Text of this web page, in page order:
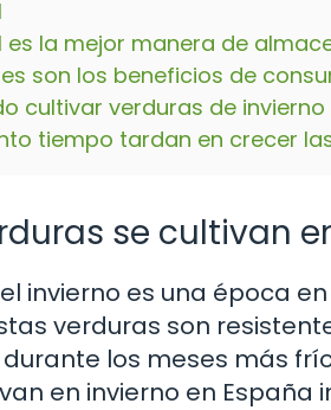
es la mejor manera de
son los beneficios de
cultivar verduras de
tiempo tardan en crecer
se cultivan
el invierno es una época
verduras son
los meses más
en invierno en España